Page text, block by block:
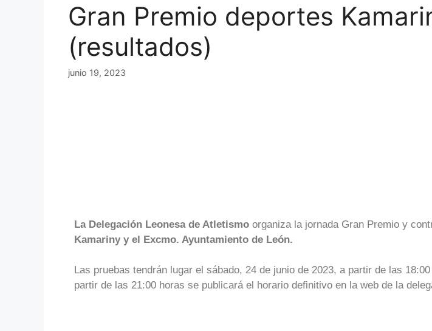
Gran Premio deportes
(resultados)
junio 19, 2023
La Delegación Leonesa de Atletismo organiza la jornada Gran Premio y
Kamariny y el Excmo. Ayuntamiento de León.
Las pruebas tendrán lugar el sábado, 24 de junio de 2023, a partir de las
partir de las 21:00 horas se publicará el horario definitivo en la web de la